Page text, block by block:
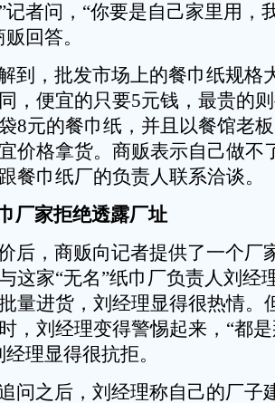
记者问，“你要是自己家里用，
回答。
到，批发市场上的餐巾纸规格
，便宜的只要5元钱，最贵的
8元的餐巾纸，并且以餐馆老
价格拿货。商贩表示自己做不
餐巾纸厂的负责人联系洽谈。
厂家拒绝透露厂址
后，商贩向记者提供了一个厂
这家“无名”纸巾厂负责人刘经
量进货，刘经理显得很热情。
，刘经理变得警惕起来，“都
理显得很抗拒。
问之后，刘经理称自己的厂子